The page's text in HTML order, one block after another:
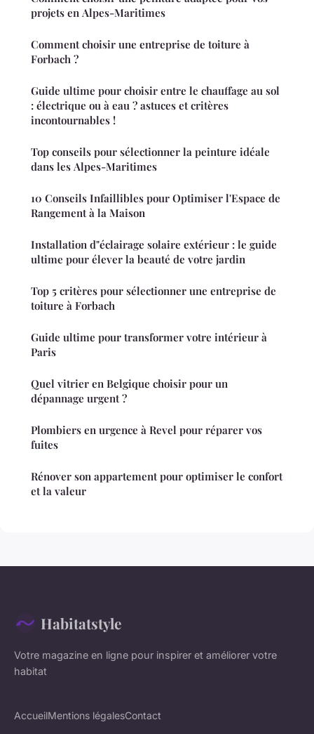
projets en Alpes-Maritimes
Comment choisir une entreprise de toiture à
Forbach ?
Guide ultime pour choisir entre le chauffage au sol
: électrique ou à eau ? astuces et critères
incontournables !
Top conseils pour sélectionner la peinture idéale
dans les Alpes-Maritimes
10 Conseils Infaillibles pour Optimiser l'Espace de
Rangement à la Maison
Installation d"éclairage solaire extérieur : le guide
ultime pour élever la beauté de votre jardin
Top 5 critères pour sélectionner une entreprise de
toiture à Forbach
Guide ultime pour transformer votre intérieur à
Paris
Quel vitrier en Belgique choisir pour un
dépannage urgent ?
Plombiers en urgence à Revel pour réparer vos
fuites
Rénover son appartement pour optimiser le confort
et la valeur
Habitatstyle
Votre magazine en ligne pour inspirer et améliorer votre
habitat
AccueilMentions légalesContact